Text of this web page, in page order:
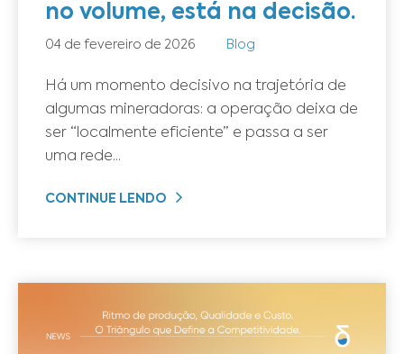
no volume, está na decisão.
04 de fevereiro de 2026 Blog
Há um momento decisivo na trajetória de
algumas mineradoras: a operação deixa de
ser “localmente eficiente” e passa a ser
uma rede...
CONTINUE LENDO